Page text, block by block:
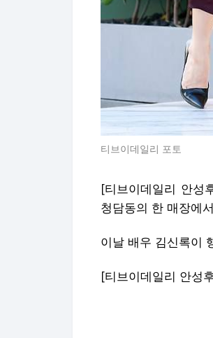
티브이데일리 포토
[티브이데일리 안성
청담동의 한 매장에
이날 배우 김신록이
[티브이데일리 안성